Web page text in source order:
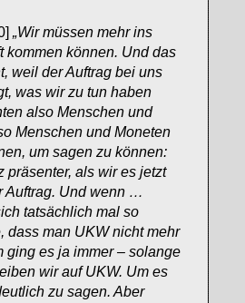
„Wir müssen mehr ins
kommen können. Und das
weil der Auftrag bei uns
was wir zu tun haben
also Menschen und
Menschen und Moneten
um sagen zu können:
präsenter, als wir es jetzt
Auftrag. Und wenn …
tatsächlich mal so
dass man UKW nicht mehr
ging es ja immer – solange
wir auf UKW. Um es
zu sagen. Aber